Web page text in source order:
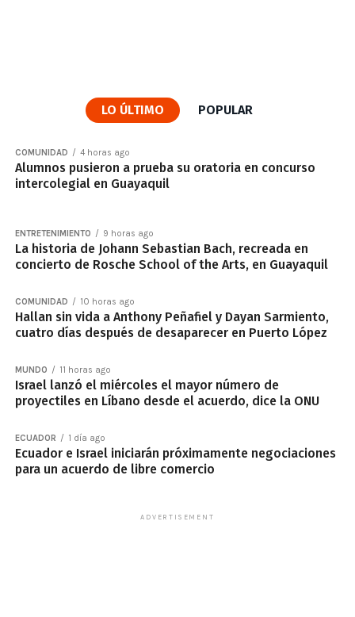
LO ÚLTIMO POPULAR
COMUNIDAD 4 horas ago
Alumnos pusieron a prueba su oratoria en concurso
intercolegial en Guayaquil
ENTRETENIMIENTO 9 horas ago
La historia de Johann Sebastian Bach, recreada en
concierto de Rosche School of the Arts, en Guayaquil
COMUNIDAD 10 horas ago
Hallan sin vida a Anthony Peñafiel y Dayan Sarmiento,
cuatro días después de desaparecer en Puerto López
MUNDO 11 horas ago
Israel lanzó el miércoles el mayor número de
proyectiles en Líbano desde el acuerdo, dice la ONU
ECUADOR 1 día ago
Ecuador e Israel iniciarán próximamente negociaciones
para un acuerdo de libre comercio
ADVERTISEMENT